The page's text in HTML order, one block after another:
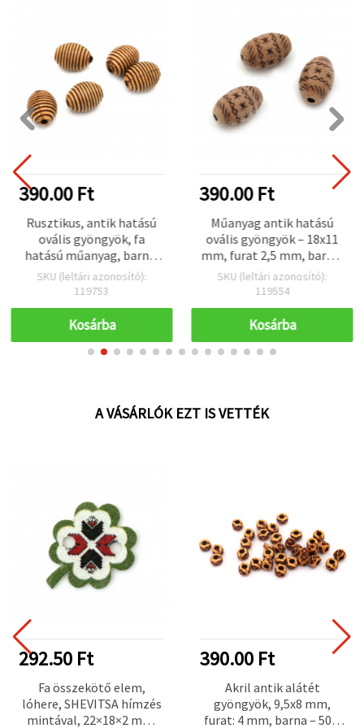
390.00 Ft
Rusztikus, antik hatású
ovális gyöngyök, fa
hatású műanyag, barna,
13x10 mm, furat 2 mm, 50
g (~60 db) – vintage dekor
ékszerkészítéshez és
SKU (leltári azonosító):
119753
Kosárba
390.00 Ft
Műanyag antik hatású
ovális gyöngyök – 18x11
mm, furat 2,5 mm, barna,
50 g (~28 db)
SKU (leltári azonosító):
119554
Kosárba
A VÁSÁRLÓK EZT IS VETTÉK
292.50 Ft
Fa összekötő elem,
lóhere, SHEVITSA hímzés
mintával, 22×18×2 mm,
390.00 Ft
Akril antik alátét
gyöngyök, 9,5x8 mm,
furat: 4 mm, barna – 50 g